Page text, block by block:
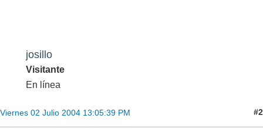
josillo
Visitante
En línea
Viernes 02 Julio 2004 13:05:39 PM #2